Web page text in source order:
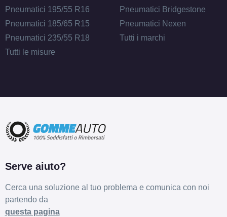
Pneumatici 195/55 R16
Pneumatici 185/65 R15
Pneumatici 235/55 R18
Tutti le misure
Pneumatici Bridgestone
Pneumatici Nexen
Tutti i marchi
Serve aiuto?
Cerca una soluzione al tuo problema e comunica con noi
partendo da
questa pagina